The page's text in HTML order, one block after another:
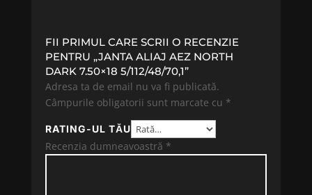
FII PRIMUL CARE SCRII O RECENZIE
PENTRU „JANTA ALIAJ AEZ NORTH
DARK 7.50×18 5/112/48/70,1”
Adresa ta de email nu va fi publicată.
Câmpurile obligatorii sunt marcate cu *
RATING-UL TĂU
Recenzia dumneavoastră *